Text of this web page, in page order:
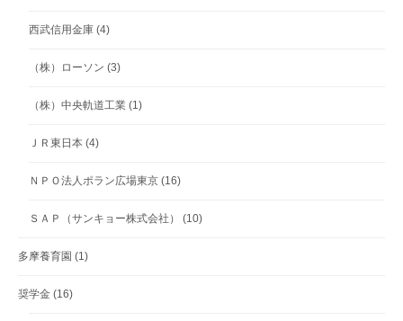
西武信用金庫 (4)
（株）ローソン (3)
（株）中央軌道工業 (1)
ＪＲ東日本 (4)
ＮＰＯ法人ポラン広場東京 (16)
ＳＡＰ（サンキョー株式会社） (10)
多摩養育園 (1)
奨学金 (16)